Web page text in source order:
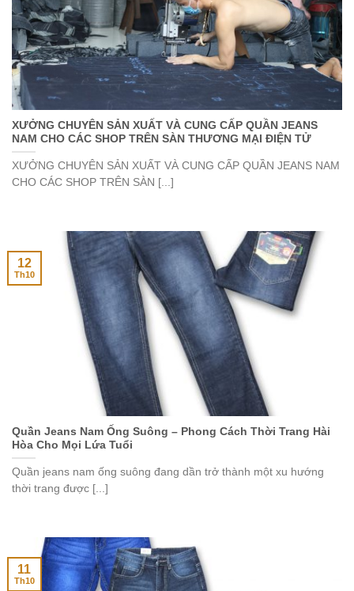
XƯỞNG CHUYÊN SẢN XUẤT VÀ CUNG CẤP QUẦN JEANS
NAM CHO CÁC SHOP TRÊN SÀN THƯƠNG MẠI ĐIỆN TỬ
XƯỞNG CHUYÊN SẢN XUẤT VÀ CUNG CẤP QUẦN JEANS NAM
CHO CÁC SHOP TRÊN SÀN [...]
Quần Jeans Nam Ống Suông – Phong Cách Thời Trang Hài
Hòa Cho Mọi Lứa Tuổi
Quần jeans nam ống suông đang dần trở thành một xu hướng
thời trang được [...]
12
Th10
11
Th10